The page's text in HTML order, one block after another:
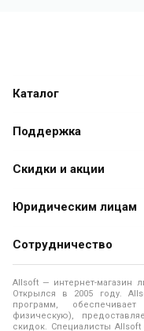
Каталог
Каталог программ
Поддержка
Оплата заказов
Доставка заказа
Помощь
Правила продажи
Политика
Скидки и акции
Специальные
Юридическим лицам
Продажа программ
О лицензировании
Программы для
Контакты
Сотрудничество
О магазине
Адреса и телефоны
Allsoft — интернет-магазин
Открылся в 2005 году.
программ,
физическую),
скидок. Специалисты